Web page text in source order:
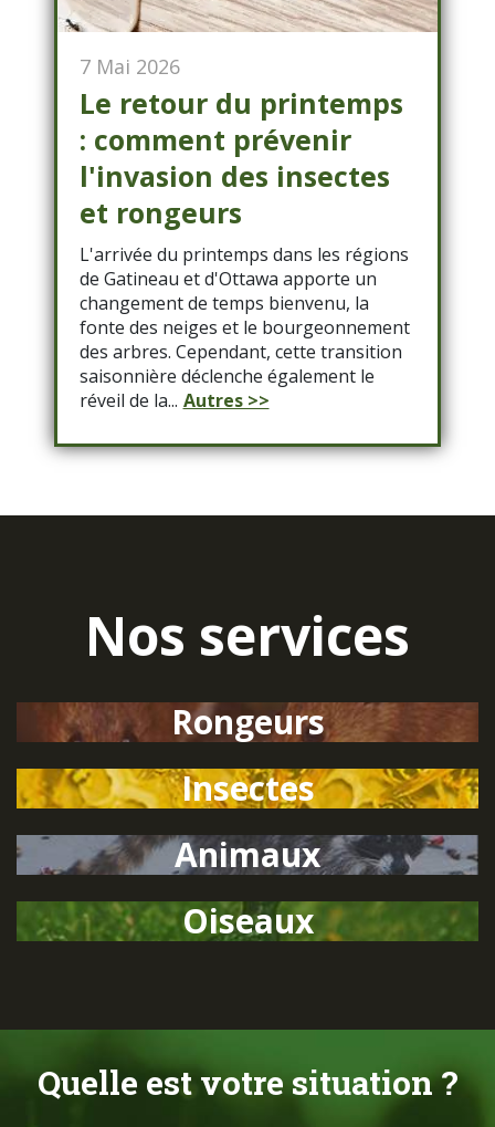
7 Mai 2026
Le retour du printemps
: comment prévenir
l'invasion des insectes
et rongeurs
L'arrivée du printemps dans les régions
de Gatineau et d'Ottawa apporte un
changement de temps bienvenu, la
fonte des neiges et le bourgeonnement
des arbres. Cependant, cette transition
saisonnière déclenche également le
réveil de la... Autres >>
Nos services
Rongeurs
Insectes
Animaux
Oiseaux
Quelle est votre situation ?